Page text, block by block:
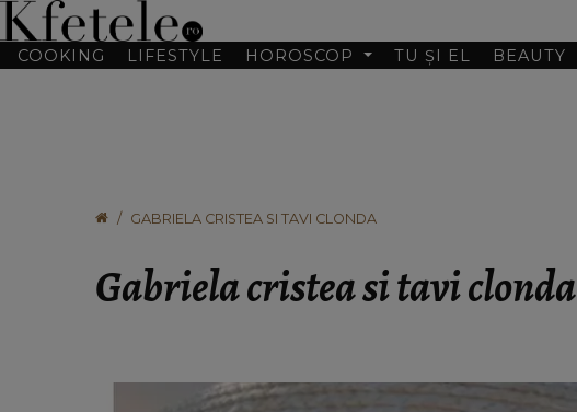
COOKING LIFESTYLE HOROSCOP TU ȘI EL BEAUTY
GABRIELA CRISTEA SI TAVI CLONDA
Gabriela cristea si tavi clonda